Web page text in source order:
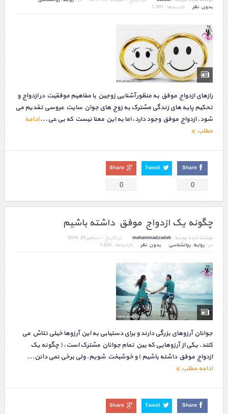
بدون نظر
بازدیدها : 1,351
رازهای ازدواج موفق به منظور آشنایی زوجین با مفاهیم موفقیت در ازدواج و
تحکیم پایه های زندگی مشترک به زوج های جوان سایت عروسی تقدیم می
شود. ازدواج موفق وجود دارد، اما به این معنا نیست که بی عي...ادامه
مطلب
Share
0
Tweet
Share
0
چگونه یک ازدواج موفق داشته باشیم
نوشته شده توسط : mohammadzadeh در تاریخ : دسامبر 25, 2016
در : روابط, روانشناسی بدون نظر بازدیدها : 1,653
جوانان آرزوهای بزرگی دارند و برای دستیابی به این آرزوها خیلی تلاش می
کنند. یکی از آرزوهایی که بین تمام جوانان مشترک است، ( چگونه یک
ازدواج موفق داشته باشیم ) و خوشبخت شویم. ولی برخی نمی دانن...
ادامه مطلب
Share
Tweet
Share